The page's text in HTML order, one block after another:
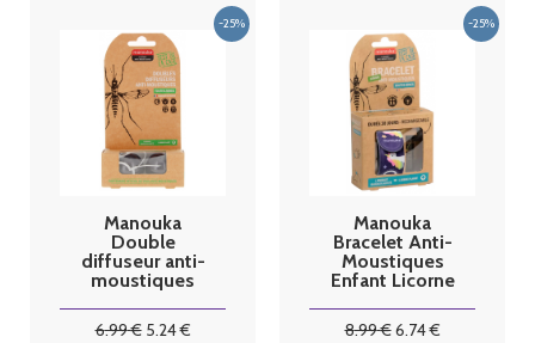
Manouka
Double
diffuseur anti-
moustiques
6.99€ 5.24€
Manouka
Bracelet Anti-
Moustiques
Enfant Licorne
8.99€6.74€